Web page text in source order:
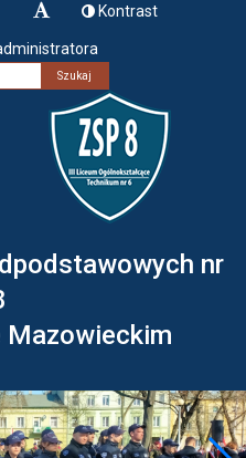
Kontrast
nr
Mazowieckim